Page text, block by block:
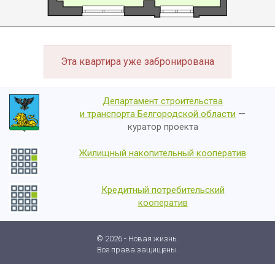
Эта квартира уже забронирована
Департамент строительства
и транспорта Белгородской области —
куратор проекта
Жилищный накопительный кооператив
Кредитный потребительский
кооператив
© 2026 - Новая жизнь.
Все права защищены.